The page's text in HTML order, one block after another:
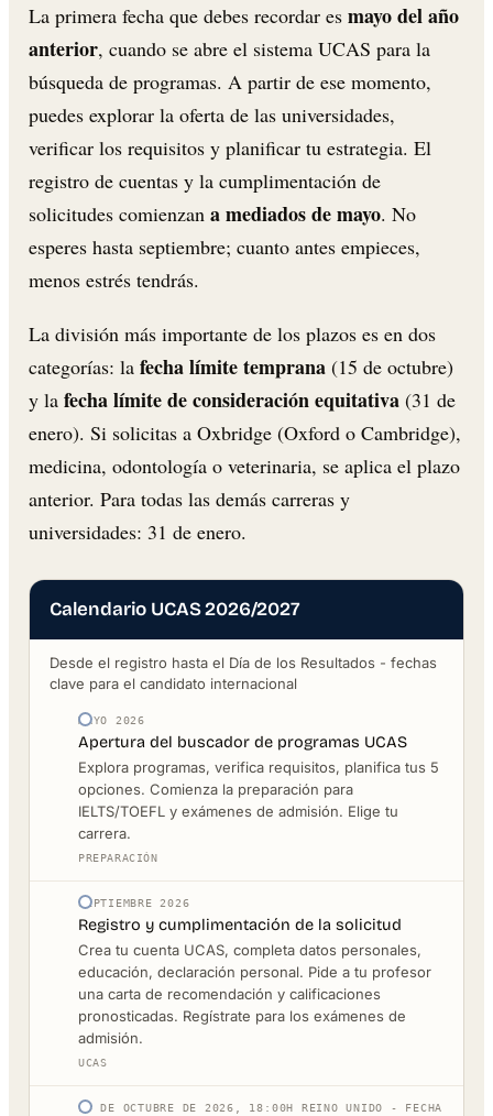
La primera fecha que debes recordar es mayo del año
anterior, cuando se abre el sistema UCAS para la
búsqueda de programas. A partir de ese momento,
puedes explorar la oferta de las universidades,
verificar los requisitos y planificar tu estrategia. El
registro de cuentas y la cumplimentación de
solicitudes comienzan a mediados de mayo. No
esperes hasta septiembre; cuanto antes empieces,
menos estrés tendrás.
La división más importante de los plazos es en dos
categorías: la fecha límite temprana (15 de octubre)
y la fecha límite de consideración equitativa (31 de
enero). Si solicitas a Oxbridge (Oxford o Cambridge),
medicina, odontología o veterinaria, se aplica el plazo
anterior. Para todas las demás carreras y
universidades: 31 de enero.
Calendario UCAS 2026/2027
Desde el registro hasta el Día de los Resultados - fechas
clave para el candidato internacional
MAYO 2026
Apertura del buscador de programas UCAS
Explora programas, verifica requisitos, planifica tus 5
opciones. Comienza la preparación para
IELTS/TOEFL y exámenes de admisión. Elige tu
carrera.
PREPARACIÓN
SEPTIEMBRE 2026
Registro y cumplimentación de la solicitud
Crea tu cuenta UCAS, completa datos personales,
educación, declaración personal. Pide a tu profesor
una carta de recomendación y calificaciones
pronosticadas. Regístrate para los exámenes de
admisión.
UCAS
15 DE OCTUBRE DE 2026, 18:00H REINO UNIDO - FECHA